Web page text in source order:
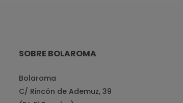
SOBRE BOLAROMA
Bolaroma
C/ Rincón de Ademuz, 39